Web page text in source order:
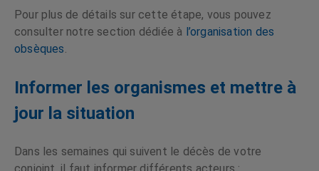
Pour plus de détails sur cette étape, vous pouvez
consulter notre section dédiée à l’organisation des
obsèques.
Informer les organismes et mettre à
jour la situation
Dans les semaines qui suivent le décès de votre